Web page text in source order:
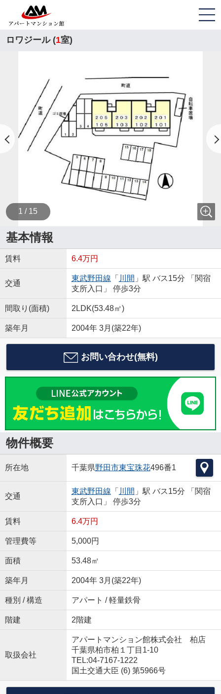
ロワジール (1室)
1 / 15
基本情報
賃料 6.4万円
交通
東武野田線 「 川間 」駅 バス15分 「関宿
支所入口」 停歩3分
間取り(面積) 2LDK(53.48㎡)
築年月 2004年 3月(築22年)
お問い合わせ(無料)
物件概要
所在地 千葉県野田市東宝珠花496番1
交通
東武野田線 「 川間 」駅 バス15分 「関宿
支所入口」 停歩3分
賃料 6.4万円
管理費等 5,000円
面積 53.48㎡
築年月 2004年 3月(築22年)
種別 / 構造 アパート / 軽量鉄骨
階建 2階建
取扱会社
アパートマンション館株式会社 柏店
千葉県柏市柏１丁目1-10
TEL:04-7167-1222
国土交通大臣 (6) 第5966号